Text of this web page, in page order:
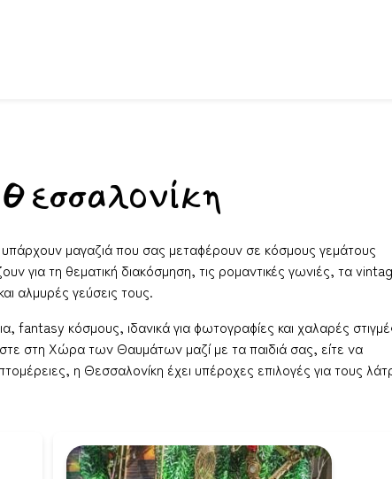
μαγαζιά που σας μεταφέρουν σε κόσμους γεμάτους
για τη θεματική διακόσμηση, τις ρομαντικές γωνιές, τα
αλμυρές γεύσεις τους.
κόσμους, ιδανικά για φωτογραφίες και χαλαρές
στη Χώρα των Θαυμάτων μαζί με τα παιδιά σας, είτε να
η Θεσσαλονίκη έχει υπέροχες επιλογές για τους